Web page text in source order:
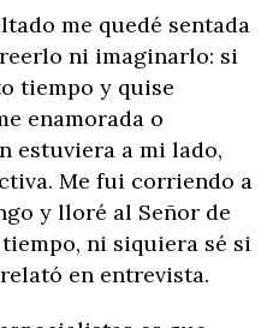
me quedé sentada
ni imaginarlo: si
tiempo y quise
enamorada o
estuviera a mi lado,
Me fui corriendo a
y lloré al Señor de
ni siquiera sé si
en entrevista.